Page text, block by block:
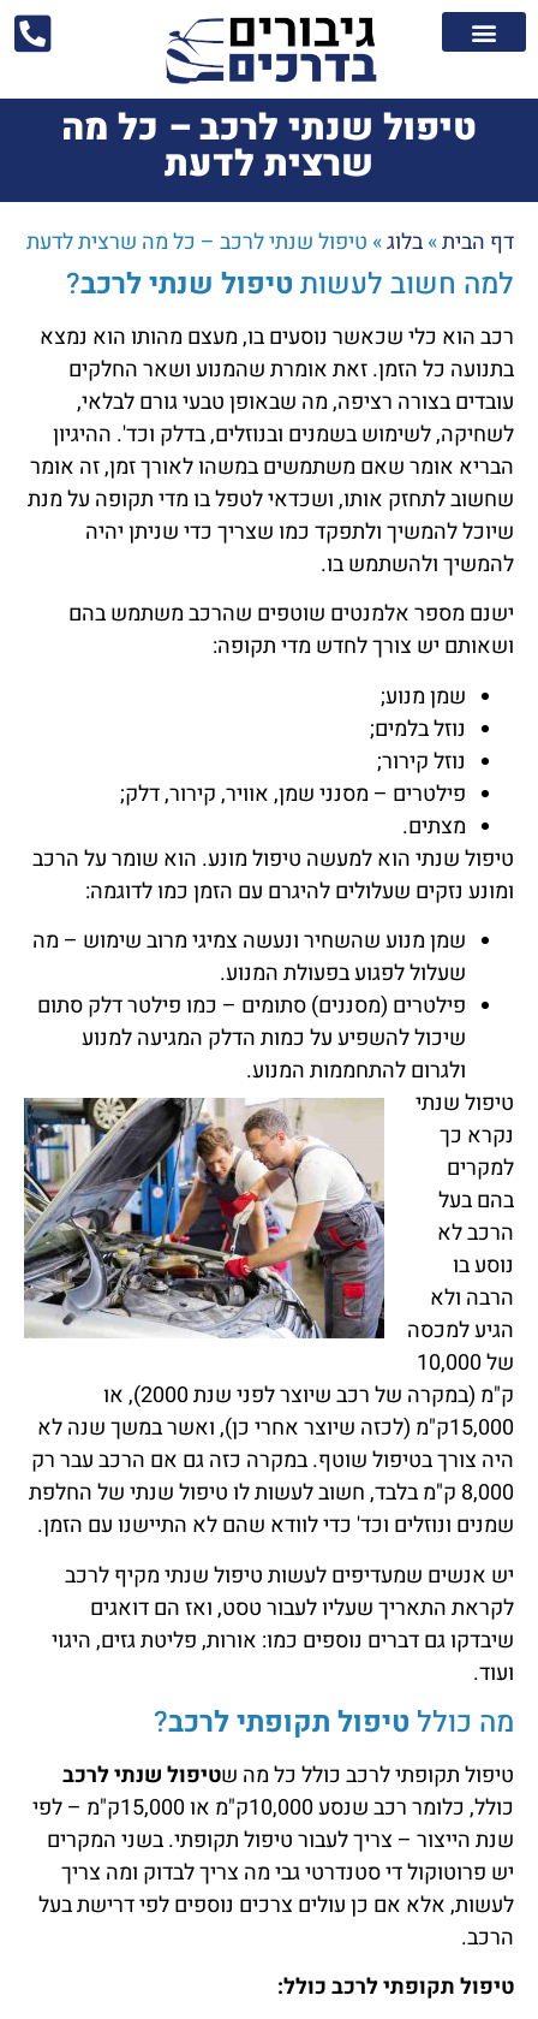
טיפול שנתי לרכב – כל מה
שרצית לדעת
דף הבית»בלוג» טיפול שנתי לרכב – כל מה שרצית לדעת
למה חשוב לעשות טיפול שנתי לרכב?
רכב הוא כלי שכאשר נוסעים בו, מעצם מהותו הוא נמצא
בתנועה כל הזמן. זאת אומרת שהמנוע ושאר החלקים
עובדים בצורה רציפה, מה שבאופן טבעי גורם לבלאי,
לשחיקה, לשימוש בשמנים ובנוזלים, בדלק וכד'. ההיגיון
הבריא אומר שאם משתמשים במשהו לאורך זמן, זה אומר
שחשוב לתחזק אותו, ושכדאי לטפל בו מדי תקופה על מנת
שיוכל להמשיך ולתפקד כמו שצריך כדי שניתן יהיה
להמשיך ולהשתמש בו.
ישנם מספר אלמנטים שוטפים שהרכב משתמש בהם
ושאותם יש צורך לחדש מדי תקופה:
שמן מנוע;
נוזל בלמים;
נוזל קירור;
פילטרים – מסנני שמן, אוויר, קירור, דלק;
מצתים.
טיפול שנתי הוא למעשה טיפול מונע. הוא שומר על הרכב
ומונע נזקים שעלולים להיגרם עם הזמן כמו לדוגמה:
שמן מנוע שהשחיר ונעשה צמיגי מרוב שימוש – מה
שעלול לפגוע בפעולת המנוע.
פילטרים (מסננים) סתומים – כמו פילטר דלק סתום
שיכול להשפיע על כמות הדלק המגיעה למנוע
ולגרום להתחממות המנוע.
טיפול שנתי
נקרא כך
למקרים
בהם בעל
הרכב לא
נוסע בו
הרבה ולא
הגיע למכסה
של 10,000
ק"מ (במקרה של רכב שיוצר לפני שנת 2000), או
15,000ק"מ (לכזה שיוצר אחרי כן), ואשר במשך שנה לא
היה צורך בטיפול שוטף. במקרה כזה גם אם הרכב עבר רק
8,000 ק"מ בלבד, חשוב לעשות לו טיפול שנתי של החלפת
שמנים ונוזלים וכד' כדי לוודא שהם לא התיישנו עם הזמן.
יש אנשים שמעדיפים לעשות טיפול שנתי מקיף לרכב
לקראת התאריך שעליו לעבור טסט, ואז הם דואגים
שיבדקו גם דברים נוספים כמו: אורות, פליטת גזים, היגוי
ועוד.
מה כולל טיפול תקופתי לרכב?
טיפול תקופתי לרכב כולל כל מה שטיפול שנתי לרכב
כולל, כלומר רכב שנסע 10,000ק"מ או 15,000ק"מ – לפי
שנת הייצור – צריך לעבור טיפול תקופתי. בשני המקרים
יש פרוטוקול די סטנדרטי גבי מה צריך לבדוק ומה צריך
לעשות, אלא אם כן עולים צרכים נוספים לפי דרישת בעל
הרכב.
טיפול תקופתי לרכב כולל: